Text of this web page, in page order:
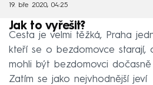
19. bře 2020, 04:25
Jak to vyřešit?
Cesta je velmi těžká, Praha
kteří se o bezdomovce starají,
mohli být bezdomovci dočasně
Zatím se jako nejvhodnější jeví